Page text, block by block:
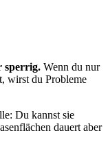
sperrig. Wenn du nur
wirst du Probleme
Du kannst sie
dauert aber